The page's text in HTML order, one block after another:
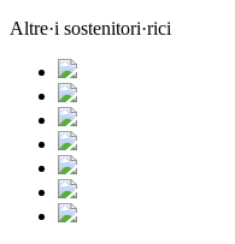
Altre·i sostenitori·rici